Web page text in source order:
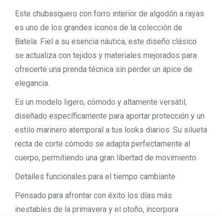
Este chubasquero con forro interior de algodón a rayas
es uno de los grandes iconos de la colección de
Batela. Fiel a su esencia náutica, este diseño clásico
se actualiza con tejidos y materiales mejorados para
ofrecerte una prenda técnica sin perder un ápice de
elegancia.
Es un modelo ligero, cómodo y altamente versátil,
diseñado específicamente para aportar protección y un
estilo marinero atemporal a tus looks diarios. Su silueta
recta de corte cómodo se adapta perfectamente al
cuerpo, permitiendo una gran libertad de movimiento.
Detalles funcionales para el tiempo cambiante
Pensado para afrontar con éxito los días más
inestables de la primavera y el otoño, incorpora